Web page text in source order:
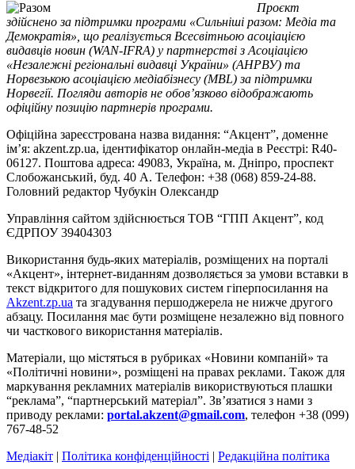
Проєкт
здійснено за підтримки програми «Сильніші разом: Медіа та
Демократія», що реалізується Всесвітньою асоціацією
видавців новин (WAN-IFRA) у партнерстві з Асоціацією
«Незалежні регіональні видавці України» (АНРВУ) та
Норвезькою асоціацією медіабізнесу (MBL) за підтримки
Норвегії. Погляди авторів не обов’язково відображають
офіційну позицію партнерів програми.
Офіційна зареєстрована назва видання: “Акцент”, доменне
ім’я: akzent.zp.ua, ідентифікатор онлайн-медіа в Реєстрі: R40-
06127. Поштова адреса: 49083, Україна, м. Дніпро, проспект
Слобожанський, буд. 40 А. Телефон: +38 (068) 859-24-88.
Головний редактор Чубукін Олександр
Управління сайтом здійснюється ТОВ “ГПП Акцент”, код
ЄДРПОУ 39404303
Використання будь-яких матеріалів, розміщених на порталі
«Акцент», інтернет-виданням дозволяється за умови вставки в
текст відкритого для пошукових систем гіперпосилання на
Akzent.zp.ua та згадування першоджерела не нижче другого
абзацу. Посилання має бути розміщене незалежно від повного
чи часткового використання матеріалів.
Матеріали, що містяться в рубриках «Новини компаній» та
«Політичні новини», розміщені на правах реклами. Також для
маркування рекламних матеріалів використвуються плашки
“реклама”, “партнерський матеріал”. Зв’язатися з нами з
приводу реклами: portal.akzent@gmail.com, телефон +38 (099)
767-48-52
Медіакіт | Політика конфіденційності | Редакційна політика